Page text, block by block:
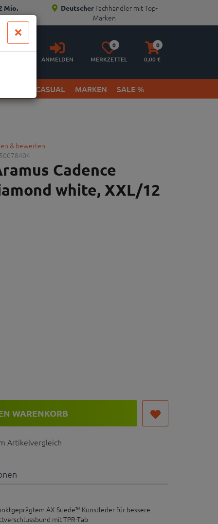
Mio. Deutscher Fachhändler mit Top-
Marken
Anmelden
ANMELDEN
Merkzettel
aufklappen
0
MERKZETTEL
Warenkorb
aufklappen
0
0,00 €
& CASUAL MARKEN SALE %
& bewerten
Cadence
white, XXL/12
WARENKORB
Artikelvergleich
AX Suede™ Kunstleder für bessere
mit TPR-Tab